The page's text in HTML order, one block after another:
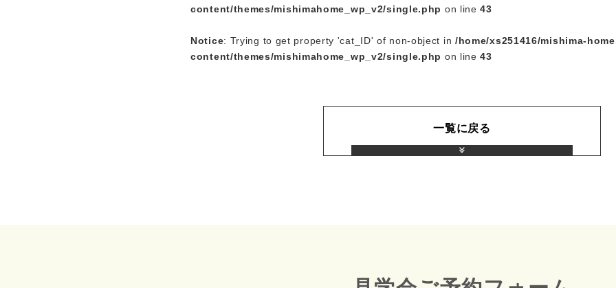
content/themes/mishimahome_wp_v2/single.php on line43
Notice: Trying to get property 'cat_ID' of non-object in /home/xs251416/mishima-
content/themes/mishimahome_wp_v2/single.php on line43
一覧に戻る